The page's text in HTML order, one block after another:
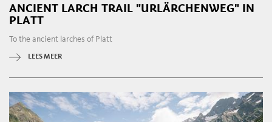
ANCIENT LARCH TRAIL "URLÄRCHENWEG" IN
PLATT
To the ancient larches of Platt
LEES MEER